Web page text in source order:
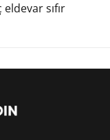
eldevar sıfır